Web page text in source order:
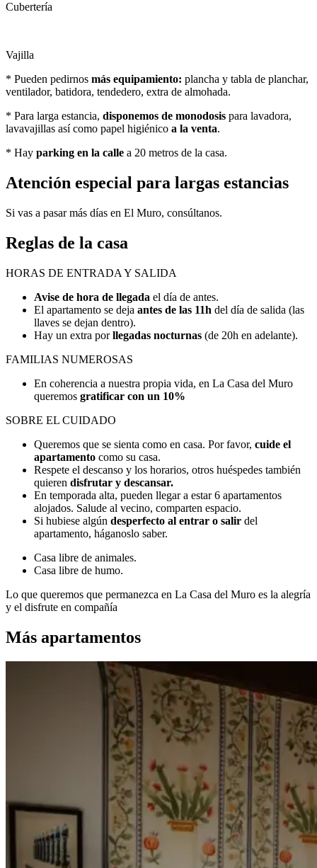
Cubertería
Vajilla
* Pueden pedirnos más equipamiento: plancha y tabla de planchar,
ventilador, batidora, tendedero, extra de almohada.
* Para larga estancia, disponemos de monodosis para lavadora,
lavavajillas así como papel higiénico a la venta.
* Hay parking en la calle a 20 metros de la casa.
Atención especial para largas estancias
Si vas a pasar más días en El Muro, consúltanos.
Reglas de la casa
HORAS DE ENTRADA Y SALIDA
Avise de hora de llegada el día de antes.
El apartamento se deja antes de las 11h del día de salida (las
llaves se dejan dentro).
Hay un extra porllegadas nocturnas (de 20h en adelante).
FAMILIAS NUMEROSAS
En coherencia a nuestra propia vida, en La Casa del Muro
queremos gratificar con un 10%
SOBRE EL CUIDADO
Queremos que se sienta como en casa. Por favor, cuide el
apartamento como su casa.
Respete el descanso y los horarios, otros huéspedes también
quieren disfrutar y descansar.
En temporada alta, pueden llegar a estar 6 apartamentos
alojados. Salude al vecino, comparten espacio.
Si hubiese algún desperfecto al entrar o salir del
apartamento, háganoslo saber.
Casa libre de animales.
Casa libre de humo.
Lo que queremos que permanezca en La Casa del Muro es la alegría
y el disfrute en compañía
Más apartamentos